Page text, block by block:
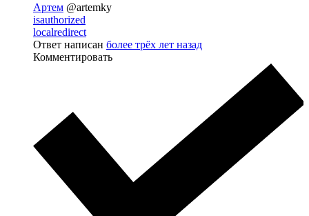
Артем @artemky
isauthorized
localredirect
Ответ написан более трёх лет назад
Комментировать